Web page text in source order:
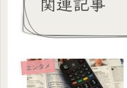
エンタメ